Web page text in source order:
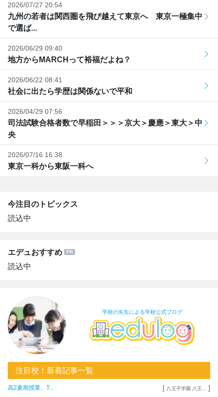
2026/07/27 20:54
九州の若者は関西圏を飛び越えて東京へ 東京一極集中
で選ば...
2026/06/29 09:40
地方からMARCHって裕福だよね？
2026/06/22 08:41
社会に出たら学歴は関係ないで平和
2026/04/29 07:56
司法試験合格者数で早稲田＞＞＞京大＞慶應＞東大＞中
央
2026/07/16 16:38
東京一科から東阪一科へ
今注目のトピックス
読込中
エデュおすすめ
読込中
学校の先生による学校公式ブログ
注目校！新着記事一覧
高2夏期授業、T... [ 八王子学園 八王... ]